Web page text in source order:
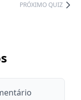
PRÓXIMO QUIZ